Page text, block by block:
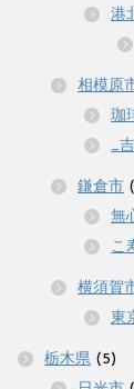
港
相模原
珈
_
鎌倉市
無
こ
横須賀
東
栃木県 (5)